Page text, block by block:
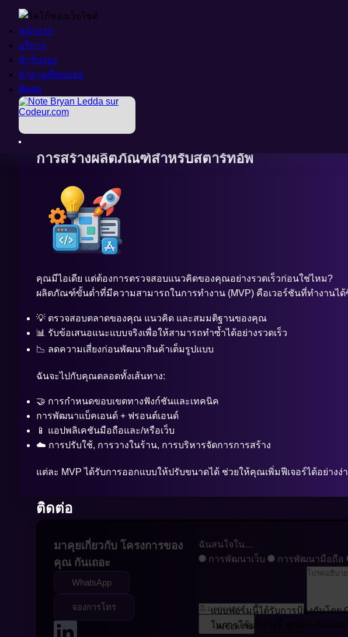
หน้าแรก
บริการ
คำรับรอง
คำถามที่พบบ่อย
ติดต่อ
หน้าแรก
บริการ
คำรับรอง
คำถามที่พบบ่อย
ติดต่อ
การต้อนรับ
>
บริการ
>
การสร้างผลิตภัณฑ์สำหรับสตาร์ทอัพ
การสร้างผลิตภัณฑ์สำหรับสตาร์ทอัพ
คุณมีไอเดีย แต่ต้องการตรวจสอบแนวคิดของคุณอย่างรวดเร็วก่อนใช่ไหม?
ผลิตภัณฑ์ขั้นต่ำที่มีความสามารถในการทำงาน (MVP) คือเวอร์ชันที่ทำงานไ
💡 ตรวจสอบตลาดของคุณ แนวคิด และสมมติฐานของคุณ
📊 รับข้อเสนอแนะแบบจริงเพื่อให้สามารถทำซ้ำได้อย่างรวดเร็ว
📉 ลดความเสี่ยงก่อนพัฒนาสินค้าเต็มรูปแบบ
ฉันจะไปกับคุณตลอดทั้งเส้นทาง:
🤝 การกำหนดขอบเขตทางฟังก์ชันและเทคนิค
การพัฒนาแบ็คเอนด์ + ฟรอนต์เอนด์
📱 แอปพลิเคชันมือถือและ/หรือเว็บ
☁️ การปรับใช้, การวางในร้าน, การบริหารจัดการการสร้าง
แต่ละ MVP ได้รับการออกแบบให้ปรับขนาดได้ ช่วยให้คุณเพิ่มฟีเจอร์ได้อย่างง่
ติดต่อ
มาคุยเกี่ยวกับ โครงการของ
คุณ กันเถอะ
WhatsApp
จองการโทร
แบบฟอร์มนี้ได้รับการป้องกันโดย
ในการใช้บริการนี้ คุณต้องยินยอม
ฉันสนใจใน…
การพัฒนาเว็บ
การพัฒนามือถือ
ส่งข้อความ